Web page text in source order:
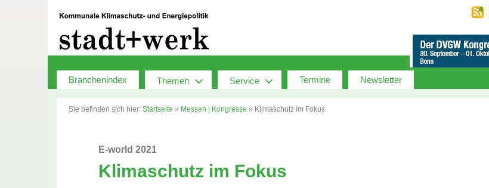
Branchenindex Themen Service Termine Newsletter
Sie befinden sich hier: Startseite » Messen | Kongresse » Klimaschutz im Fokus
E-world 2021
Klimaschutz im Fokus